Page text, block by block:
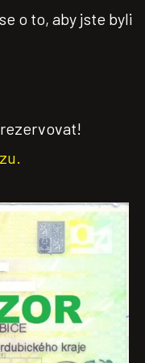
o to, aby jste byli